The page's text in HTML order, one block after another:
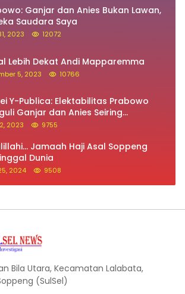
Ganjar dan Anies Bukan Lawan,
Saudara Saya
2023 12072
Lebih Dekat Andi Mapparemma
5, 2023 10766
Y-Publica: Elektabilitas Prabowo
Ganjar dan Anies Seiring
Terhadap Jokowi Naik
2023 9755
Jamaah Haji Asal Soppeng
Dunia
2024 9508
Bila Utara, Kecamatan Lalabata,
(SulSel)